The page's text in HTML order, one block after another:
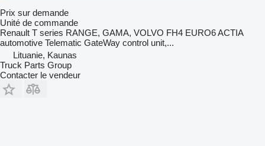
Prix sur demande
Unité de commande
Renault T series RANGE, GAMA, VOLVO FH4 EURO6 ACTIA
automotive Telematic GateWay control unit,...
Lituanie, Kaunas
Truck Parts Group
Contacter le vendeur